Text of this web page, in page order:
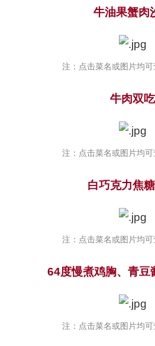
牛油果蟹肉
注：点击菜名或图片均
牛肉双吃
注：点击菜名或图片均
白巧克力焦
注：点击菜名或图片均
64度慢煮鸡胸、青豆
注：点击菜名或图片均